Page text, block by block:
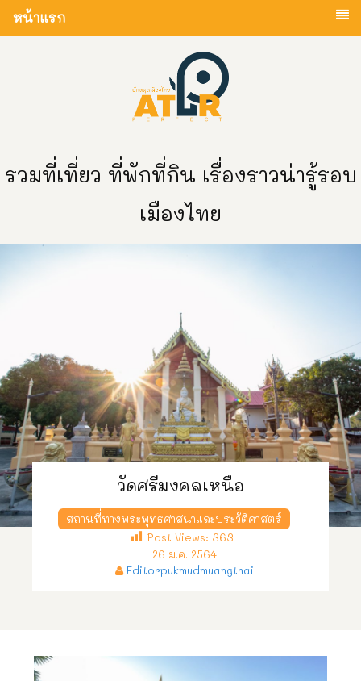
หน้าแรก
รวมที่เที่ยว ที่พักที่กิน เรื่องราวน่ารู้รอบ
เมืองไทย
วัดศรีมงคลเหนือ
สถานที่ทางพระพุทธศาสนาและประวัติศาสตร์
Post Views: 363
26 ม.ค. 2564
Editorpukmudmuangthai